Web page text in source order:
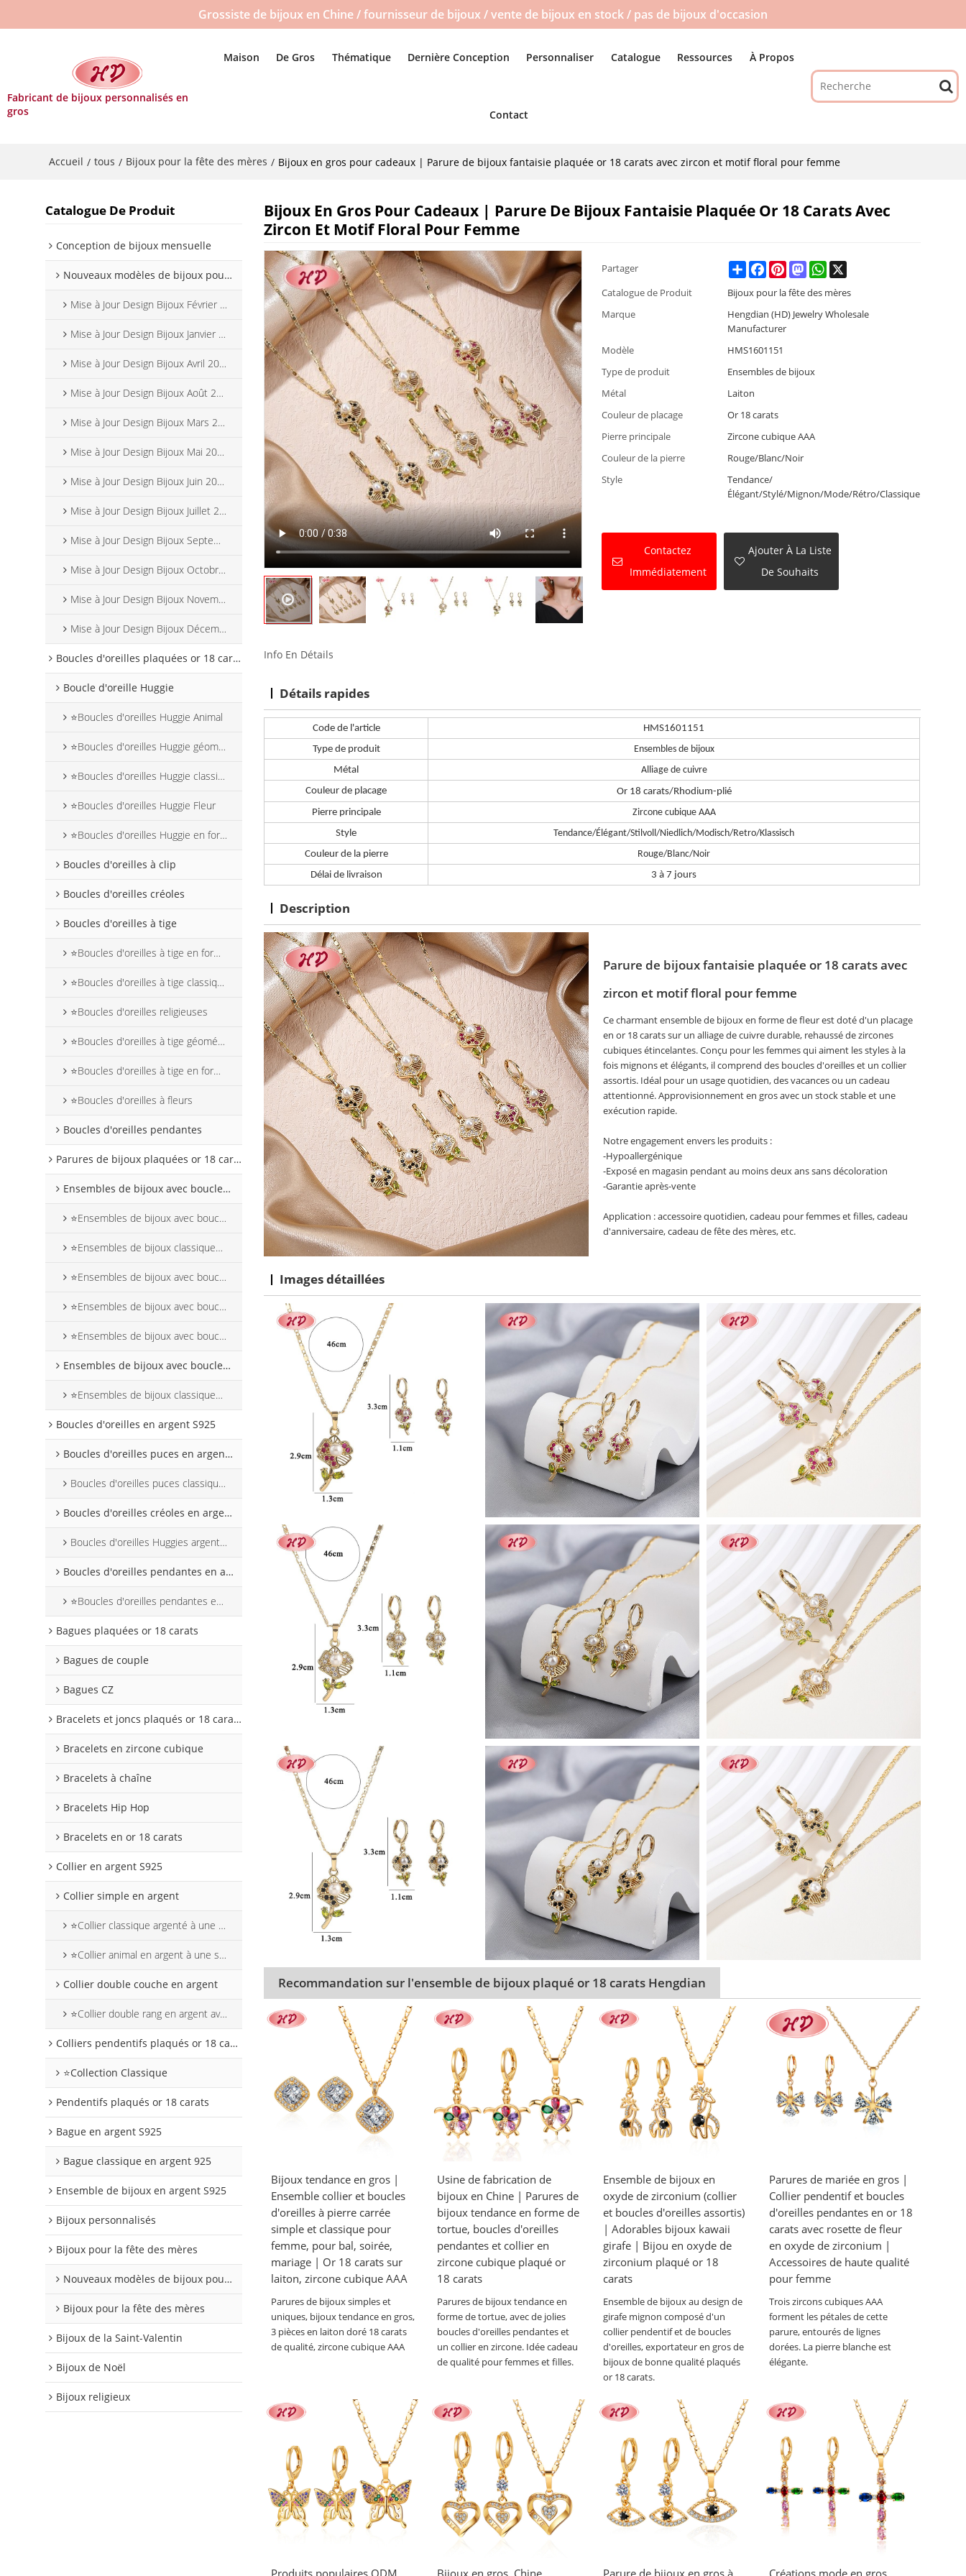
Grossiste de bijoux en Chine / fournisseur de bijoux / vente de bijoux en stock / pas de bijoux d'occasion
Fabricant de bijoux personnalisés en
gros
Maison De Gros Thématique Dernière Conception Personnaliser Catalogue Ressources À Propos
Contact
Accueil / tous / Bijoux pour la fête des mères / Bijoux en gros pour cadeaux | Parure de bijoux fantaisie plaquée or 18 carats avec zircon et motif floral pour femme
Catalogue De Produit
Conception de bijoux mensuelle
Nouveaux modèles de bijoux pour 2025
Mise à Jour Design Bijoux Février 2025
Mise à Jour Design Bijoux Janvier 2025
Mise à Jour Design Bijoux Avril 2025
Mise à Jour Design Bijoux Août 2025
Mise à Jour Design Bijoux Mars 2025
Mise à Jour Design Bijoux Mai 2025
Mise à Jour Design Bijoux Juin 2025
Mise à Jour Design Bijoux Juillet 2025
Mise à Jour Design Bijoux Septembre 2025
Mise à Jour Design Bijoux Octobre 2025
Mise à Jour Design Bijoux Novembre 2025
Mise à Jour Design Bijoux Décembre 2025
Boucles d'oreilles plaquées or 18 carats
Boucle d'oreille Huggie
⭐Boucles d'oreilles Huggie Animal
⭐Boucles d'oreilles Huggie géométriques
⭐Boucles d'oreilles Huggie classiques
⭐Boucles d'oreilles Huggie Fleur
⭐Boucles d'oreilles Huggie en forme de cœur
Boucles d'oreilles à clip
Boucles d'oreilles créoles
Boucles d'oreilles à tige
⭐Boucles d'oreilles à tige en forme de cœur
⭐Boucles d'oreilles à tige classiques
⭐Boucles d'oreilles religieuses
⭐Boucles d'oreilles à tige géométriques
⭐Boucles d'oreilles à tige en forme d'animaux
⭐Boucles d'oreilles à fleurs
Boucles d'oreilles pendantes
Parures de bijoux plaquées or 18 carats
Ensembles de bijoux avec boucles d'oreilles pendantes
⭐Ensembles de bijoux avec boucles d'oreilles pendantes en forme de fleur
⭐Ensembles de bijoux classiques avec boucles d'oreilles pendantes
⭐Ensembles de bijoux avec boucles d'oreilles pendantes religieuses
⭐Ensembles de bijoux avec boucles d'oreilles pendantes en forme d'animaux
⭐Ensembles de bijoux avec boucles d'oreilles pendantes en forme de cœur
Ensembles de bijoux avec boucles d'oreilles à tige
⭐Ensembles de bijoux classiques avec boucles d'oreilles à tige
Boucles d'oreilles en argent S925
Boucles d'oreilles puces en argent S925
Boucles d'oreilles puces classiques en argent ⭐
Boucles d'oreilles créoles en argent S925
Boucles d'oreilles Huggies argentées classiques ⭐
Boucles d'oreilles pendantes en argent 925
⭐Boucles d'oreilles pendantes en argent en forme de cœur
Bagues plaquées or 18 carats
Bagues de couple
Bagues CZ
Bracelets et joncs plaqués or 18 carats
Bracelets en zircone cubique
Bracelets à chaîne
Bracelets Hip Hop
Bracelets en or 18 carats
Collier en argent S925
Collier simple en argent
⭐Collier classique argenté à une seule rangée
⭐Collier animal en argent à une seule rangée
Collier double couche en argent
⭐Collier double rang en argent avec motif animal
Colliers pendentifs plaqués or 18 carats
⭐Collection Classique
Pendentifs plaqués or 18 carats
Bague en argent S925
Bague classique en argent 925
Ensemble de bijoux en argent S925
Bijoux personnalisés
Bijoux pour la fête des mères
Nouveaux modèles de bijoux pour 2026
Bijoux pour la fête des mères
Bijoux de la Saint-Valentin
Bijoux de Noël
Bijoux religieux
Bijoux En Gros Pour Cadeaux | Parure De Bijoux Fantaisie Plaquée Or 18 Carats Avec
Zircon Et Motif Floral Pour Femme
Partager ShareFacebookPinterestMastodonWhatsApp
Catalogue de Produit
Bijoux pour la fête des mères
Marque
Hengdian (HD) Jewelry Wholesale
Manufacturer
Modèle
HMS1601151
Type de produit
Ensembles de bijoux
Métal
Laiton
Couleur de placage
Or 18 carats
Pierre principale
Zircone cubique AAA
Couleur de la pierre
Rouge/Blanc/Noir
Style
Tendance/
Élégant/Stylé/Mignon/Mode/Rétro/Classique
Contactez
Immédiatement
Ajouter À La Liste
De Souhaits
Info En Détails
Détails rapides
Code de l'article
HMS1601151
Type de produit
Ensembles de bijoux
Métal
Alliage de cuivre
Couleur de placage
Or 18 carats/Rhodium-plié
Pierre principale
Zircone cubique AAA
Style
Tendance/Élégant/Stilvoll/Niedlich/Modisch/Retro/Klassisch
Couleur de la pierre
Rouge/Blanc/Noir
Délai de livraison
3 à 7 jours
Description
Parure de bijoux fantaisie plaquée or 18 carats avec
zircon et motif floral pour femme
Ce charmant ensemble de bijoux en forme de fleur est doté d'un placage
en or 18 carats sur un alliage de cuivre durable, rehaussé de zircones
cubiques étincelantes. Conçu pour les femmes qui aiment les styles à la
fois mignons et élégants, il comprend des boucles d'oreilles et un collier
assortis. Idéal pour un usage quotidien, des vacances ou un cadeau
attentionné. Approvisionnement en gros avec un stock stable et une
exécution rapide.
Notre engagement envers les produits :
-Hypoallergénique
-Exposé en magasin pendant au moins deux ans sans décoloration
-Garantie après-vente
Application : accessoire quotidien, cadeau pour femmes et filles, cadeau
d'anniversaire, cadeau de fête des mères, etc.
Images détaillées
Recommandation sur l'ensemble de bijoux plaqué or 18 carats Hengdian
Bijoux tendance en gros |
Ensemble collier et boucles
d'oreilles à pierre carrée
simple et classique pour
femme, pour bal, soirée,
mariage | Or 18 carats sur
laiton, zircone cubique AAA
Parures de bijoux simples et
uniques, bijoux tendance en gros,
3 pièces en laiton doré 18 carats
de qualité, zircone cubique AAA
Usine de fabrication de
bijoux en Chine | Parures de
bijoux tendance en forme de
tortue, boucles d'oreilles
pendantes et collier en
zircone cubique plaqué or
18 carats
Parures de bijoux tendance en
forme de tortue, avec de jolies
boucles d'oreilles pendantes et
un collier en zircone. Idée cadeau
de qualité pour femmes et filles.
Ensemble de bijoux en
oxyde de zirconium (collier
et boucles d'oreilles assortis)
| Adorables bijoux kawaii
girafe | Bijou en oxyde de
zirconium plaqué or 18
carats
Ensemble de bijoux au design de
girafe mignon composé d'un
collier pendentif et de boucles
d'oreilles, exportateur en gros de
bijoux de bonne qualité plaqués
or 18 carats.
Parures de mariée en gros |
Collier pendentif et boucles
d'oreilles pendantes en or 18
carats avec rosette de fleur
en oxyde de zirconium |
Accessoires de haute qualité
pour femme
Trois zircons cubiques AAA
forment les pétales de cette
parure, entourés de lignes
dorées. La pierre blanche est
élégante.